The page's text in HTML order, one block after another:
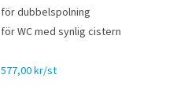
för dubbelspolning
för WC med synlig cistern
577,00 kr/st